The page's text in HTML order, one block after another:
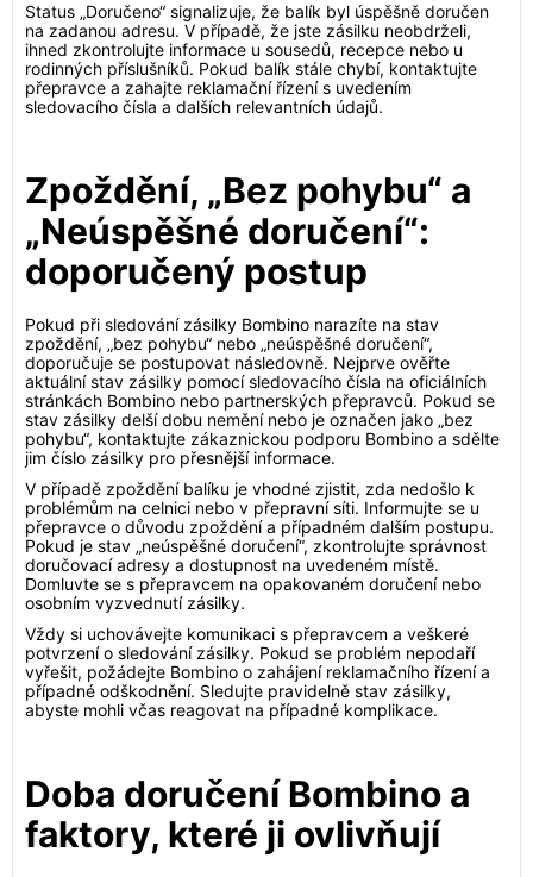
Status „Doručeno“ signalizuje, že balík byl úspěšně doručen
na zadanou adresu. V případě, že jste zásilku neobdrželi,
ihned zkontrolujte informace u sousedů, recepce nebo u
rodinných příslušníků. Pokud balík stále chybí, kontaktujte
přepravce a zahajte reklamační řízení s uvedením
sledovacího čísla a dalších relevantních údajů.
Zpoždění, „Bez pohybu“ a
„Neúspěšné doručení“:
doporučený postup
Pokud při sledování zásilky Bombino narazíte na stav
zpoždění, „bez pohybu“ nebo „neúspěšné doručení“,
doporučuje se postupovat následovně. Nejprve ověřte
aktuální stav zásilky pomocí sledovacího čísla na oficiálních
stránkách Bombino nebo partnerských přepravců. Pokud se
stav zásilky delší dobu nemění nebo je označen jako „bez
pohybu“, kontaktujte zákaznickou podporu Bombino a sdělte
jim číslo zásilky pro přesnější informace.
V případě zpoždění balíku je vhodné zjistit, zda nedošlo k
problémům na celnici nebo v přepravní síti. Informujte se u
přepravce o důvodu zpoždění a případném dalším postupu.
Pokud je stav „neúspěšné doručení“, zkontrolujte správnost
doručovací adresy a dostupnost na uvedeném místě.
Domluvte se s přepravcem na opakovaném doručení nebo
osobním vyzvednutí zásilky.
Vždy si uchovávejte komunikaci s přepravcem a veškeré
potvrzení o sledování zásilky. Pokud se problém nepodaří
vyřešit, požádejte Bombino o zahájení reklamačního řízení a
případné odškodnění. Sledujte pravidelně stav zásilky,
abyste mohli včas reagovat na případné komplikace.
Doba doručení Bombino a
faktory, které ji ovlivňují